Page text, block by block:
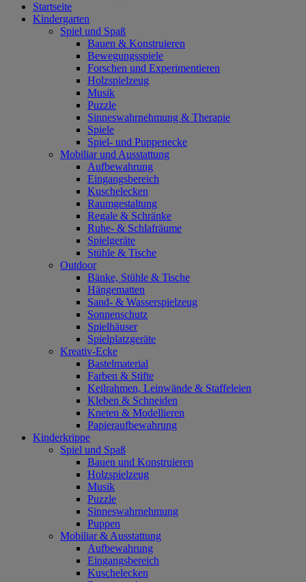
Startseite
Kindergarten
Spiel und Spaß
Bauen & Konstruieren
Bewegungsspiele
Forschen und Experimentieren
Holzspielzeug
Musik
Puzzle
Sinneswahrnehmung & Therapie
Spiele
Spiel- und Puppenecke
Mobiliar und Ausstattung
Aufbewahrung
Eingangsbereich
Kuschelecken
Raumgestaltung
Regale & Schränke
Ruhe- & Schlafräume
Spielgeräte
Stühle & Tische
Outdoor
Bänke, Stühle & Tische
Hängematten
Sand- & Wasserspielzeug
Sonnenschutz
Spielhäuser
Spielplatzgeräte
Kreativ-Ecke
Bastelmaterial
Farben & Stifte
Keilrahmen, Leinwände & Staffeleien
Kleben & Schneiden
Kneten & Modellieren
Papieraufbewahrung
Kinderkrippe
Spiel und Spaß
Bauen und Konstruieren
Holzspielzeug
Musik
Puzzle
Sinneswahrnehmung
Puppen
Mobiliar & Ausstattung
Aufbewahrung
Eingangsbereich
Kuschelecken